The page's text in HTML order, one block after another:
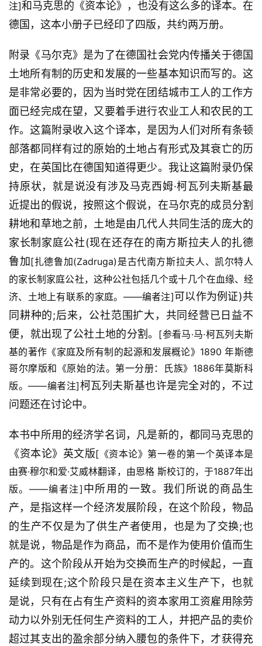
注]和马克思的《资本论》，也没有这么多的译本。在
德国，这本小册子已经印了四版，共约两万册。
附录《马尔克》是为了在德国社会党内传播关于德国
土地所有制的历史和发展的一些基本知识而写的。这
是非常必要的，因为当时党在团结城市工人的工作方
面已经完成在望，又要着手进行农业工人和农民的工
作。这篇附录收入这个译本，是因为人们对所有条顿
部落都同样有过的原始的土地占有形式及其衰亡的历
史，在英国比在德国知道得更少。我让这篇附录仍保
持原状，就是说没有涉及马克西姆·柯瓦列夫斯基最
近提出的假说，按照这个假说，在马尔克的成员分割
耕地和草地之前，土地是由几代人共同生活的庞大的
家长制家庭公社(现在还存在的南方斯拉夫人的扎德
鲁加[扎德鲁加(Zadruga)是古代南方斯拉夫人、凯尔特人
的家长制家庭公社，这种公社包括几个或十几个在血缘、经
济、土地上有联系的家庭。——编者注]可以作为例证)共
同耕种的;后来，公社范围扩大，共同经营已日益不
便，就出现了公社土地的分割。 [参看马·马·柯瓦列夫斯
基的著作《家庭及所有制的起源和发展概论》1890 年斯德
哥尔摩版和《原始的法。第一分册：氏族》1886年莫斯科
版。——编者注]柯瓦列夫斯基也许是完全对的，不过
问题还在讨论中。
本书中所用的经济学名词，凡是新的，都同马克思的
《资本论》英文版[《资本论》第一卷的第一个英译本是
由赛·穆尔和爱·艾威林翻译，由恩格 斯校订的，于1887年出
版。——编者注] 中所用的一致。我们所说的商品生
产，是指这样一个经济发展阶段，在这个阶段，物品
的生产不仅是为了供生产者使用，也是为了交换;也
就是说，物品是作为商品，而不是作为使用价值而生
产的。这个阶段从开始为交换而生产的时候起，一直
延续到现在;这个阶段只是在资本主义生产下，也就
是说，只有在占有生产资料的资本家用工资雇用除劳
动力以外别无任何生产资料的工人，并把产品的卖价
超过其支出的盈余部分纳入腰包的条件下，才获得充